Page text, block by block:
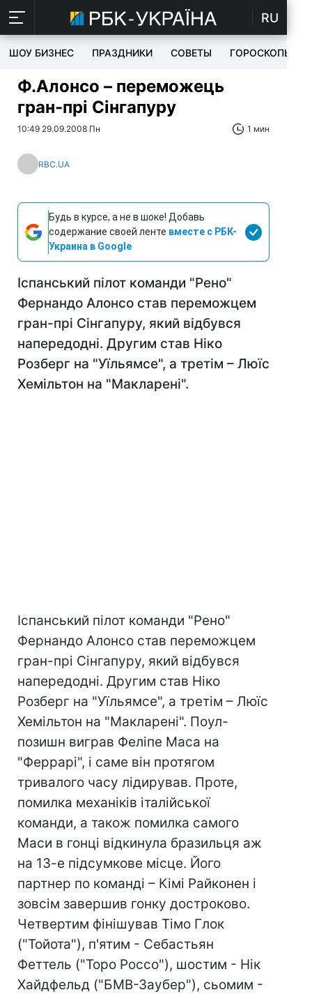
RU
ШОУ БИЗНЕС ПРАЗДНИКИ СОВЕТЫ ГОРОСКОПЫ
Ф.Алонсо – переможець
гран-прі Сінгапуру
10:49 29.09.2008 Пн 1 мин
RBC.UA
Будь в курсе, а не в шоке! Добавь
содержание своей ленте вместе с РБК-
Украина в Google
Іспанський пілот команди "Рено"
Фернандо Алонсо став переможцем
гран-прі Сінгапуру, який відбувся
напередодні. Другим став Ніко
Розберг на "Уїльямсе", а третім – Люїс
Хемільтон на "Макларені".
Іспанський пілот команди "Рено"
Фернандо Алонсо став переможцем
гран-прі Сінгапуру, який відбувся
напередодні. Другим став Ніко
Розберг на "Уїльямсе", а третім – Люїс
Хемільтон на "Макларені". Поул-
позишн виграв Феліпе Маса на
"Феррарі", і саме він протягом
тривалого часу лідирував. Проте,
помилка механіків італійської
команди, а також помилка самого
Маси в гонці відкинула бразильця аж
на 13-е підсумкове місце. Його
партнер по команді – Кімі Райконен і
зовсім завершив гонку достроково.
Четвертим фінішував Тімо Глок
("Тойота"), п'ятим - Себастьян
Феттель ("Торо Россо"), шостим - Нік
Хайдфельд ("БМВ-Заубер"), сьомим -